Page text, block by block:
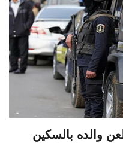
والده بالسكين